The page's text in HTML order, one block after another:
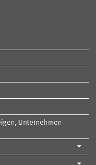
Unternehmen